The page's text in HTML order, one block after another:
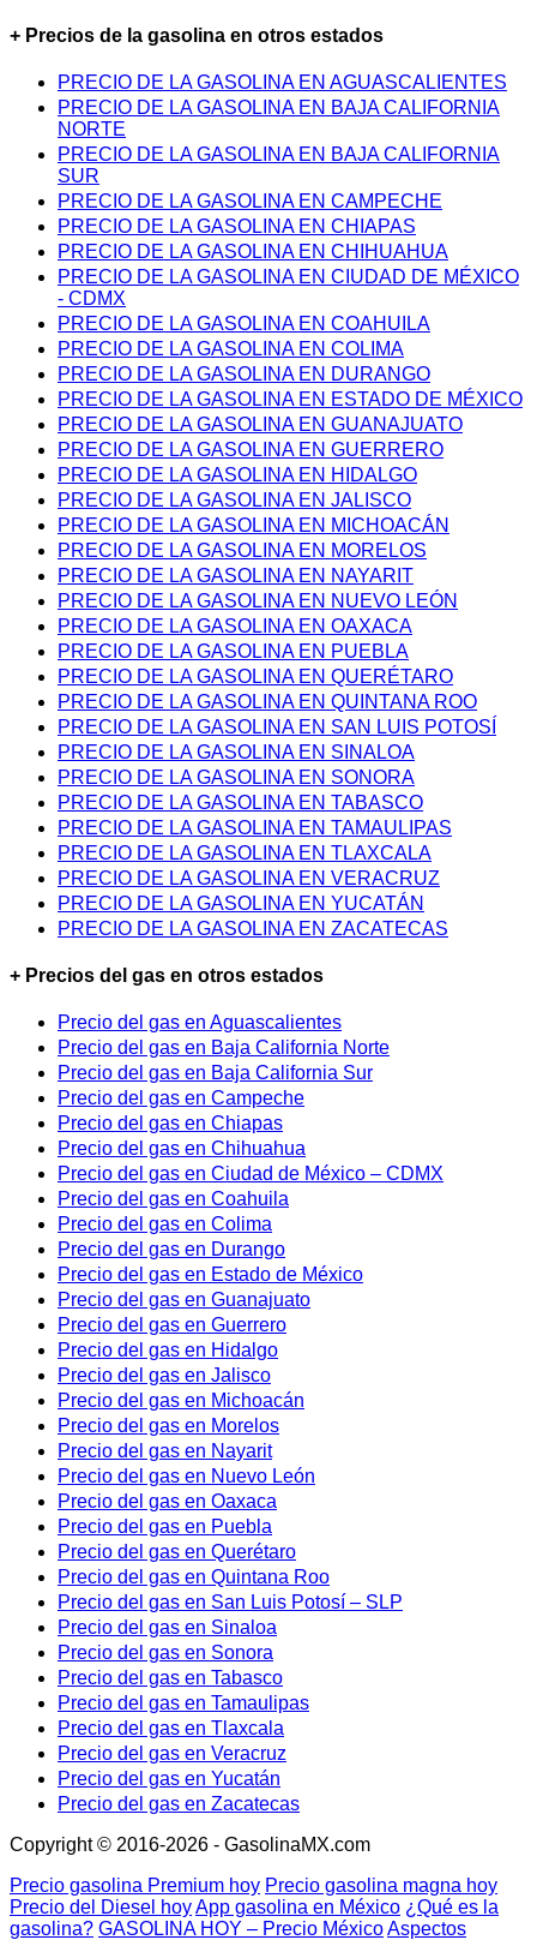
+ Precios de la gasolina en otros estados
PRECIO DE LA GASOLINA EN AGUASCALIENTES
PRECIO DE LA GASOLINA EN BAJA CALIFORNIA
NORTE
PRECIO DE LA GASOLINA EN BAJA CALIFORNIA
SUR
PRECIO DE LA GASOLINA EN CAMPECHE
PRECIO DE LA GASOLINA EN CHIAPAS
PRECIO DE LA GASOLINA EN CHIHUAHUA
PRECIO DE LA GASOLINA EN CIUDAD DE MÉXICO
- CDMX
PRECIO DE LA GASOLINA EN COAHUILA
PRECIO DE LA GASOLINA EN COLIMA
PRECIO DE LA GASOLINA EN DURANGO
PRECIO DE LA GASOLINA EN ESTADO DE MÉXICO
PRECIO DE LA GASOLINA EN GUANAJUATO
PRECIO DE LA GASOLINA EN GUERRERO
PRECIO DE LA GASOLINA EN HIDALGO
PRECIO DE LA GASOLINA EN JALISCO
PRECIO DE LA GASOLINA EN MICHOACÁN
PRECIO DE LA GASOLINA EN MORELOS
PRECIO DE LA GASOLINA EN NAYARIT
PRECIO DE LA GASOLINA EN NUEVO LEÓN
PRECIO DE LA GASOLINA EN OAXACA
PRECIO DE LA GASOLINA EN PUEBLA
PRECIO DE LA GASOLINA EN QUERÉTARO
PRECIO DE LA GASOLINA EN QUINTANA ROO
PRECIO DE LA GASOLINA EN SAN LUIS POTOSÍ
PRECIO DE LA GASOLINA EN SINALOA
PRECIO DE LA GASOLINA EN SONORA
PRECIO DE LA GASOLINA EN TABASCO
PRECIO DE LA GASOLINA EN TAMAULIPAS
PRECIO DE LA GASOLINA EN TLAXCALA
PRECIO DE LA GASOLINA EN VERACRUZ
PRECIO DE LA GASOLINA EN YUCATÁN
PRECIO DE LA GASOLINA EN ZACATECAS
+ Precios del gas en otros estados
Precio del gas en Aguascalientes
Precio del gas en Baja California Norte
Precio del gas en Baja California Sur
Precio del gas en Campeche
Precio del gas en Chiapas
Precio del gas en Chihuahua
Precio del gas en Ciudad de México – CDMX
Precio del gas en Coahuila
Precio del gas en Colima
Precio del gas en Durango
Precio del gas en Estado de México
Precio del gas en Guanajuato
Precio del gas en Guerrero
Precio del gas en Hidalgo
Precio del gas en Jalisco
Precio del gas en Michoacán
Precio del gas en Morelos
Precio del gas en Nayarit
Precio del gas en Nuevo León
Precio del gas en Oaxaca
Precio del gas en Puebla
Precio del gas en Querétaro
Precio del gas en Quintana Roo
Precio del gas en San Luis Potosí – SLP
Precio del gas en Sinaloa
Precio del gas en Sonora
Precio del gas en Tabasco
Precio del gas en Tamaulipas
Precio del gas en Tlaxcala
Precio del gas en Veracruz
Precio del gas en Yucatán
Precio del gas en Zacatecas
Copyright © 2016-2026 - GasolinaMX.com
Precio gasolina Premium hoy Precio gasolina magna hoy
Precio del Diesel hoyApp gasolina en México ¿Qué es la
gasolina? GASOLINA HOY – Precio MéxicoAspectos